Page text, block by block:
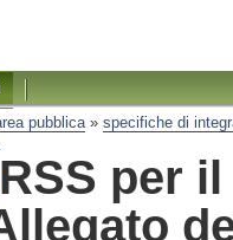
pubblica» specifiche di
RSS per